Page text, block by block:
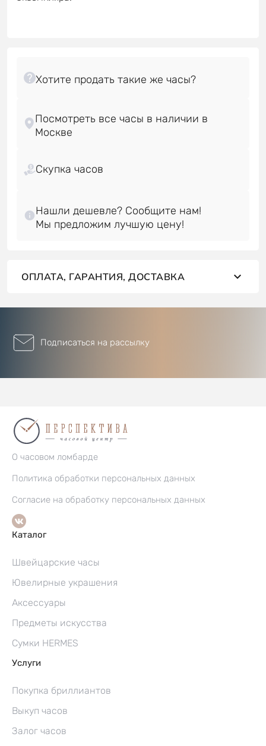
Посмотреть все часы в наличии в
Скупка часов
Нашли дешевле? Сообщите нам!
ОПЛАТА, ГАРАНТИЯ, ДОСТАВКА
Подписаться на рассылку
О часовом ломбарде
Политика обработки персональных данных
Согласие на обработку персональных данных
Каталог
Швейцарские часы
Ювелирные украшения
Аксессуары
Предметы искусства
Сумки HERMES
Услуги
Покупка бриллиантов
Выкуп часов
Залог часов